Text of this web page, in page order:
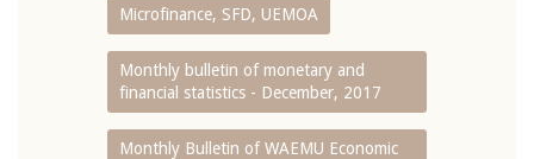
Microfinance, SFD, UEMOA
Monthly bulletin of monetary and
financial statistics - December, 2017
Monthly Bulletin of WAEMU Economic